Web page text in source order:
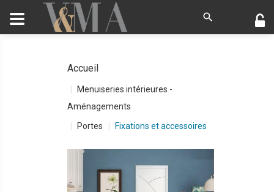
Accueil
Menuiseries intérieures -
Aménagements
Portes
Fixations et accessoires